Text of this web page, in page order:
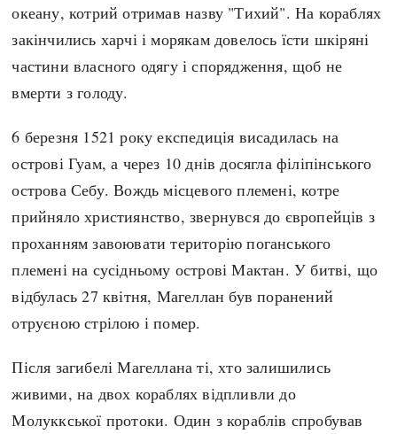
океану, котрий отримав назву "Тихий". На кораблях
закінчились харчі і морякам довелось їсти шкіряні
частини власного одягу і спорядження, щоб не
вмерти з голоду.
6 березня 1521 року експедиція висадилась на
острові Гуам, а через 10 днів досягла філіпінського
острова Себу. Вождь місцевого племені, котре
прийняло християнство, звернувся до європейців з
проханням завоювати територію поганського
племені на сусідньому острові Мактан. У битві, що
відбулась 27 квітня, Магеллан був поранений
отруєною стрілою і помер.
Після загибелі Магеллана ті, хто залишились
живими, на двох кораблях відпливли до
Молуккської протоки. Один з кораблів спробував